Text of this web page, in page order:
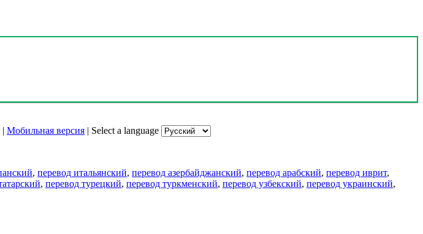
| Мобильная версия | Select a language
, перевод итальянский, перевод азербайджанский, перевод арабский, перевод иврит,
, перевод турецкий, перевод туркменский, перевод узбекский, перевод украинский,